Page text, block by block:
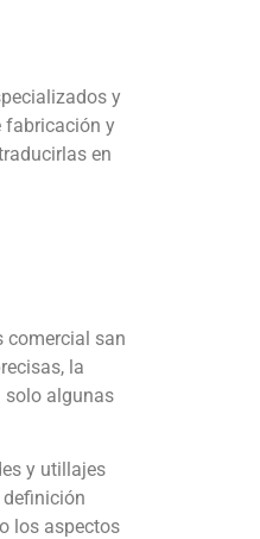
y
fabricación y
en
comercial san
la
solo algunas
y utillajes
los aspectos